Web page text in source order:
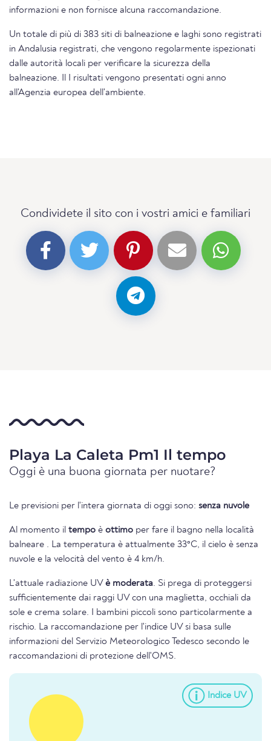
informazioni e non fornisce alcuna raccomandazione.
Un totale di più di 383 siti di balneazione e laghi sono registrati
in Andalusia registrati, che vengono regolarmente ispezionati
dalle autorità locali per verificare la sicurezza della
balneazione. Il I risultati vengono presentati ogni anno
all'Agenzia europea dell'ambiente.
Condividete il sito con i vostri amici e familiari
Playa La Caleta Pm1 Il tempo
Oggi è una buona giornata per nuotare?
Le previsioni per l'intera giornata di oggi sono: senza nuvole
Al momento il tempo è ottimo per fare il bagno nella località
balneare . La temperatura è attualmente 33°C, il cielo è senza
nuvole e la velocità del vento è 4 km/h.
L'attuale radiazione UV è moderata. Si prega di proteggersi
sufficientemente dai raggi UV con una maglietta, occhiali da
sole e crema solare. I bambini piccoli sono particolarmente a
rischio. La raccomandazione per l'indice UV si basa sulle
informazioni del Servizio Meteorologico Tedesco secondo le
raccomandazioni di protezione dell'OMS.
Indice UV